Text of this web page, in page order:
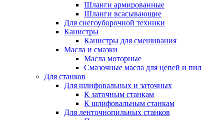
Шланги армированные
Шланги всасывающие
Для снегоуборочной техники
Канистры
Канистры для смешивания
Масла и смазки
Масла моторные
Смазочные масла для цепей и пил
Для станков
Для шлифовальных и заточных
К заточным станкам
К шлифовальным станкам
Для ленточнопильных станков